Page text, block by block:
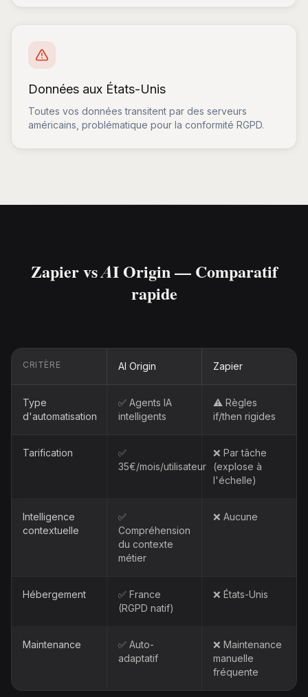
Données aux États-Unis
Toutes vos données transitent par des serveurs
américains, problématique pour la conformité RGPD.
Zapier vs AI Origin — Comparatif
rapide
CRITÈRE AI Origin Zapier
Type
d'automatisation
✅ Agents IA
intelligents
⚠️ Règles
if/then rigides
Tarification
✅
35€/mois/utilisateur
❌ Par tâche
(explose à
l'échelle)
Intelligence
contextuelle
✅
Compréhension
du contexte
métier
❌ Aucune
Hébergement
✅ France
(RGPD natif)
❌ États-Unis
Maintenance
✅ Auto-
adaptatif
❌ Maintenance
manuelle
fréquente